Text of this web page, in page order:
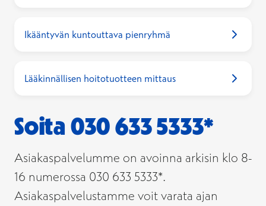
Ikääntyvän kuntouttava pienryhmä
Lääkinnällisen hoitotuotteen mittaus
Soita 030 633 5333*
Asiakaspalvelumme on avoinna arkisin klo 8-
16 numerossa 030 633 5333*.
Asiakaspalvelustamme voit varata ajan